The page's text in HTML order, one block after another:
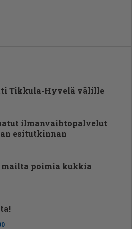
Tikkula-Hyvelä välille
ilmanvaihtopalvelut
esitutkinnan
poimia kukkia